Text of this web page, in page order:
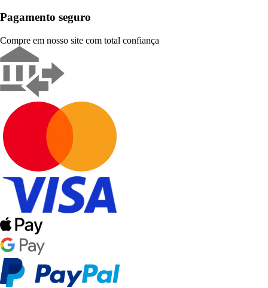
Pagamento seguro
Compre em nosso site com total confiança